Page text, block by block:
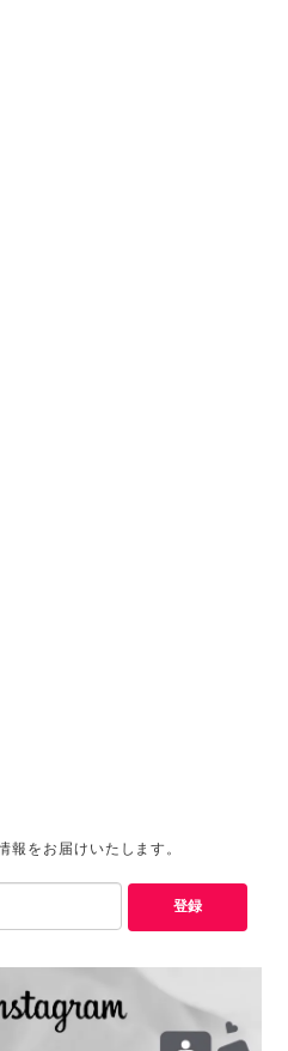
報をお届けいたします。
登録